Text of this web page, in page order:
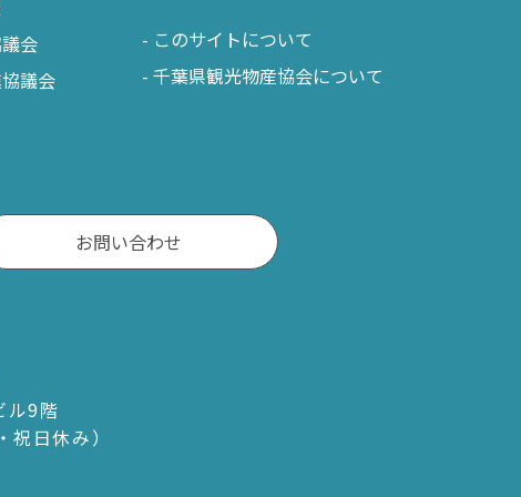
会
議会
このサイトについて
千葉県観光物産協会について
お問い合わせ
ル9階
日休み）